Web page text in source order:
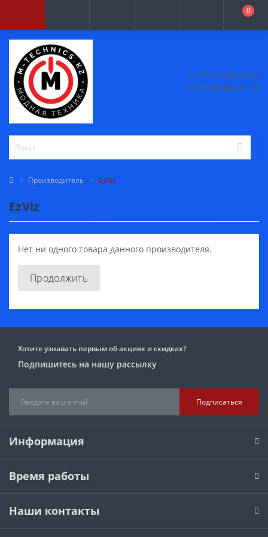
0
+7 727 338 24 93
+7 706 684 81 23
Производитель EzViz
EzViz
Нет ни одного товара данного производителя.
Продолжить
Хотите узнавать первым об акциях и скидках?
Подпишитесь на нашу рассылку
Подписаться
Информация
Время работы
Наши контакты